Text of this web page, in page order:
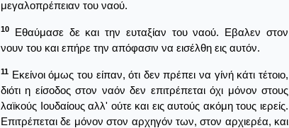
μεγαλοπρέπειαν του ναού.
10
Εθαύμασε δε και την ευταξίαν του ναού. Εβαλεν στον
νουν του και επήρε την απόφασιν να εισέλθη εις αυτόν.
11 Εκείνοι όμως του είπαν, ότι δεν πρέπει να γίνή κάτι τέτοιο,
διότι η είσοδος στον ναόν δεν επιτρέπεται όχι μόνον στους
λαϊκούς Ιουδαίους αλλ' ούτε και εις αυτούς ακόμη τους ιερείς.
Επιτρέπεται δε μόνον στον αρχηγόν των, στον αρχιερέα, και